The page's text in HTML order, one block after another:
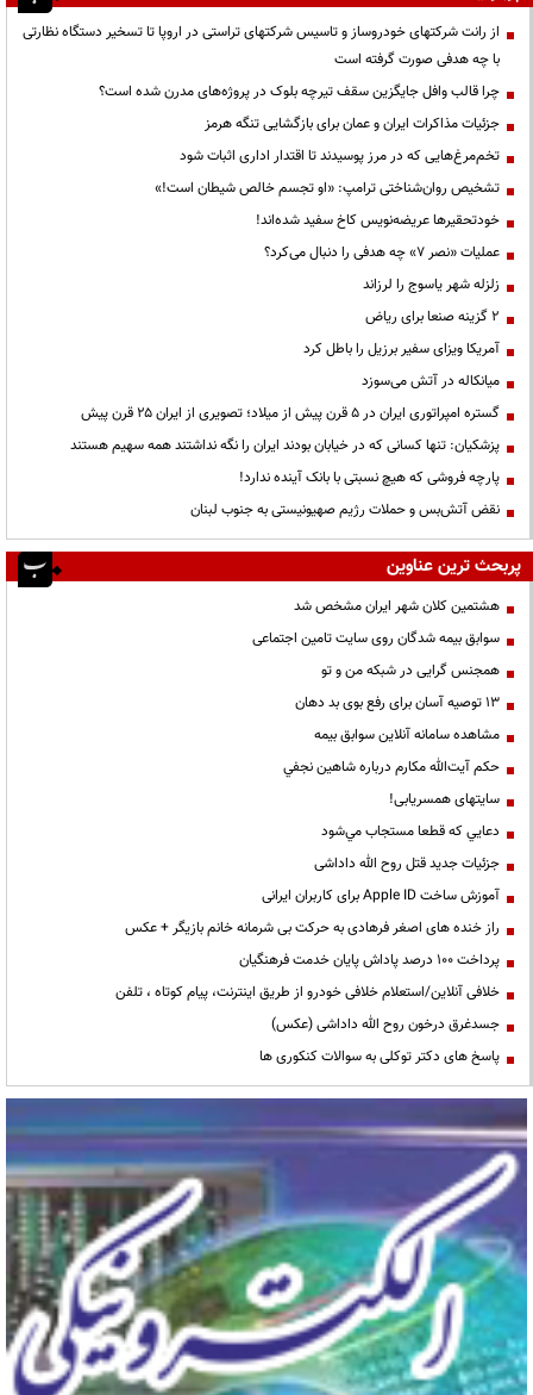
از رانت‌ شرکتهای خودروساز و تاسیس شرکتهای تراستی در اروپا تا تسخیر دستگاه نظارتی
با چه هدفی صورت گرفته است
چرا قالب وافل جایگزین سقف تیرچه بلوک در پروژه‌های مدرن شده است؟
جزئیات مذاکرات ایران و عمان برای بازگشایی تنگه هرمز
تخم‌مرغ‌هایی که در مرز پوسیدند تا اقتدار اداری اثبات شود
تشخیص روان‌شناختی ترامپ: «او تجسم خالص شیطان است!»
خودتحقیرها عریضه‌نویس کاخ سفید شده‌اند!
عملیات «نصر ۷» چه هدفی را دنبال می‌کرد؟
زلزله شهر یاسوج را لرزاند
۲ گزینه صنعا برای ریاض
آمریکا ویزای سفیر برزیل را باطل کرد
میانکاله در آتش می‌سوزد
گستره امپراتوری ایران در ۵ قرن پیش از میلاد؛ تصویری از ایران ۲۵ قرن پیش
پزشکیان: تنها کسانی که در خیابان بودند ایران را نگه نداشتند همه سهیم هستند
پارچه فروشی که هیچ نسبتی با بانک آینده ندارد!
نقض آتش‌بس و حملات رژیم صهیونیستی به جنوب لبنان
پربحث ترین عناوین
هشتمین کلان شهر ایران مشخص شد
سوابق بیمه شدگان روی سایت تامین اجتماعی
همجنس گرایی در شبکه من و تو
13 توصیه آسان برای رفع بوی بد دهان
مشاهده سامانه آنلاين سوابق بیمه
حكم آيت‌الله مكارم درباره شاهين نجفي
سایتهای همسریابی!
دعايي كه قطعا مستجاب مي‌شود
جزئیات جدید قتل روح الله داداشی
آموزش ساخت Apple ID برای کاربران ایرانی
راز خنده های اصغر فرهادی به حرکت بی شرمانه خانم بازیگر + عکس
پرداخت ۱۰۰ درصد پاداش پایان خدمت فرهنگیان
خلافی آنلاین/استعلام خلافی خودرو از طریق اینترنت، پیام کوتاه ، تلفن
جسدغرق درخون روح الله داداشی (عکس)
پاسخ های دکتر توکلی به سوالات کنکوری ها